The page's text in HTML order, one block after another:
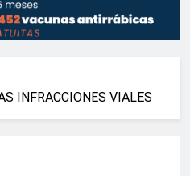
INFRACCIONES VIALES